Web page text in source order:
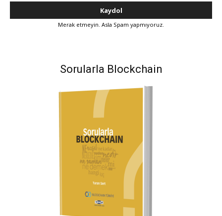
Merak etmeyin. Asla Spam yapmıyoruz.
Sorularla Blockchain